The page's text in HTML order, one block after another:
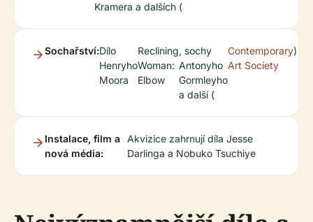
Kramera a dalších (
Sochařství:Dílo
Henryho
Moora
Reclining
Woman:
Elbow
, sochy
Antonyho
Gormleyho
a další (
Contemporary
Art Society
)
Instalace, film a
nová média:
Akvizice zahrnují díla Jesse
Darlinga a Nobuko Tsuchiye